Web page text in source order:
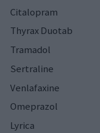
Citalopram
Thyrax Duotab
Tramadol
Sertraline
Venlafaxine
Omeprazol
Lyrica